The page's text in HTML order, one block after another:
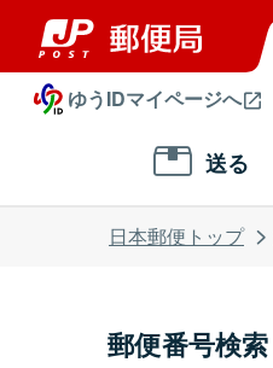
ゆうIDマイページへ
送る
日本郵便トップ
郵便番号検索